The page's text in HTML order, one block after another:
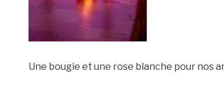
Une bougie et une rose blanche pour nos